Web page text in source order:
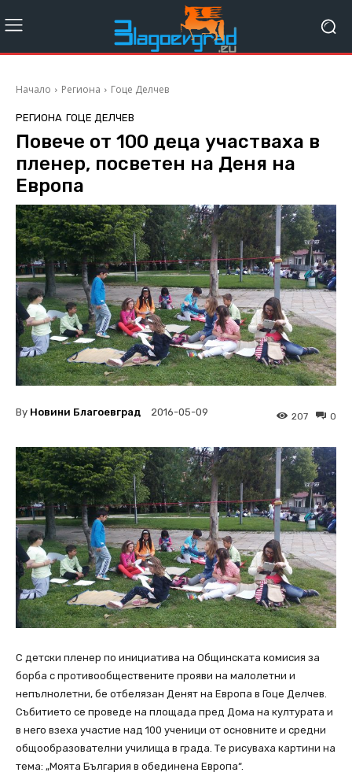
Начало Региона Гоце Делчев
РЕГИОНА ГОЦЕ ДЕЛЧЕВ
Повече от 100 деца участваха в
пленер, посветен на Деня на
Европа
By Новини Благоевград 2016-05-09 0
207
С детски пленер по инициатива на Общинската комисия за
борба с противообществените прояви на малолетни и
непълнолетни, бе отбелязан Денят на Европа в Гоце Делчев.
Събитието се проведе на площада пред Дома на културата и
в него взеха участие над 100 ученици от основните и средни
общообразователни училища в града. Те рисуваха картини на
тема: „Моята България в обединена Европа“.